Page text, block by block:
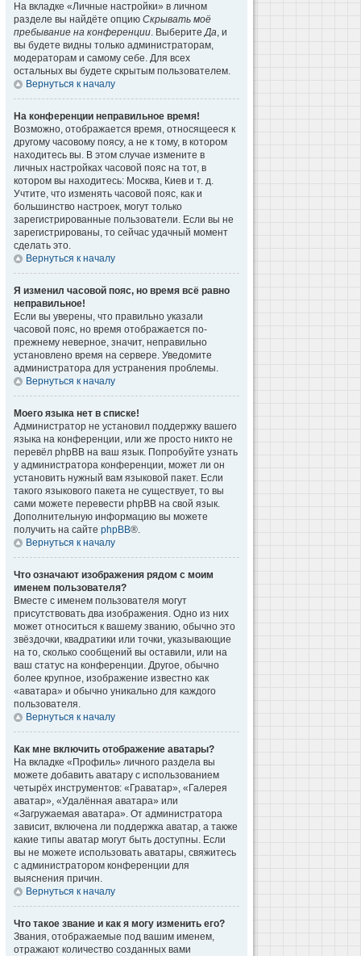
На вкладке «Личные настройки» в личном
разделе вы найдёте опцию Скрывать моё
пребывание на конференции. ВыберитеДа, и
вы будете видны только администраторам,
модераторам и самому себе. Для всех
остальных вы будете скрытым пользователем.
Вернуться к началу
На конференции неправильное время!
Возможно, отображается время, относящееся к
другому часовому поясу, а не к тому, в котором
находитесь вы. В этом случае измените в
личных настройках часовой пояс на тот, в
котором вы находитесь: Москва, Киев и т. д.
Учтите, что изменять часовой пояс, как и
большинство настроек, могут только
зарегистрированные пользователи. Если вы не
зарегистрированы, то сейчас удачный момент
сделать это.
Вернуться к началу
Я изменил часовой пояс, но время всё равно
неправильное!
Если вы уверены, что правильно указали
часовой пояс, но время отображается по-
прежнему неверное, значит, неправильно
установлено время на сервере. Уведомите
администратора для устранения проблемы.
Вернуться к началу
Моего языка нет в списке!
Администратор не установил поддержку вашего
языка на конференции, или же просто никто не
перевёл phpBB на ваш язык. Попробуйте узнать
у администратора конференции, может ли он
установить нужный вам языковой пакет. Если
такого языкового пакета не существует, то вы
сами можете перевести phpBB на свой язык.
Дополнительную информацию вы можете
получить на сайте phpBB®.
Вернуться к началу
Что означают изображения рядом с моим
именем пользователя?
Вместе с именем пользователя могут
присутствовать два изображения. Одно из них
может относиться к вашему званию, обычно это
звёздочки, квадратики или точки, указывающие
на то, сколько сообщений вы оставили, или на
ваш статус на конференции. Другое, обычно
более крупное, изображение известно как
«аватара» и обычно уникально для каждого
пользователя.
Вернуться к началу
Как мне включить отображение аватары?
На вкладке «Профиль» личного раздела вы
можете добавить аватару с использованием
четырёх инструментов: «Граватар», «Галерея
аватар», «Удалённая аватара» или
«Загружаемая аватара». От администратора
зависит, включена ли поддержка аватар, а также
какие типы аватар могут быть доступны. Если
вы не можете использовать аватары, свяжитесь
с администратором конференции для
выяснения причин.
Вернуться к началу
Что такое звание и как я могу изменить его?
Звания, отображаемые под вашим именем,
отражают количество созданных вами